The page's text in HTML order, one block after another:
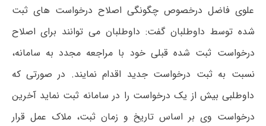
علوی فاضل درخصوص چگونگی اصلاح درخواست های ثبت
شده توسط داوطلبان گفت: داوطلبان می توانند برای اصلاح
درخواست ثبت شده قبلی خود با مراجعه مجدد به سامانه،
نسبت به ثبت درخواست جدید اقدام نمایند. در صورتی که
داوطلبی بیش از یک درخواست را در سامانه ثبت نماید آخرین
درخواست وی بر اساس تاریخ و زمان ثبت، ملاک عمل قرار